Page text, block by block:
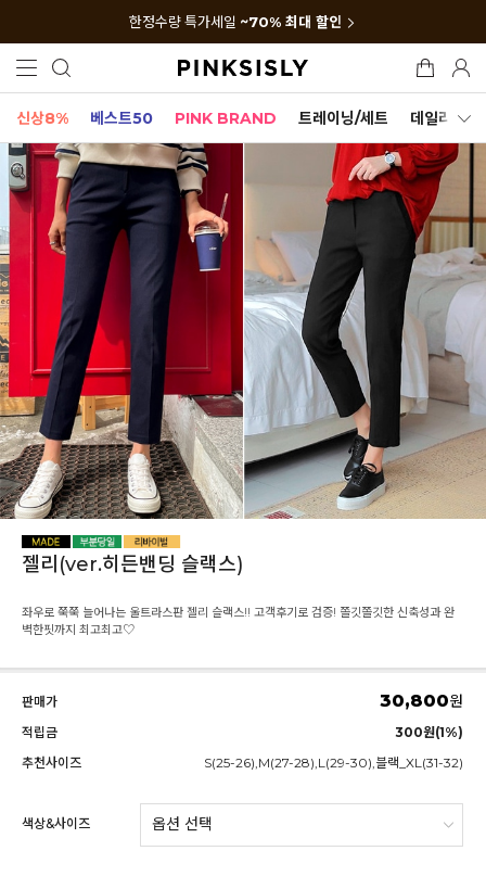
한정수량 특가세일 ~70% 최대 할인
신상8% 베스트50 PINK BRAND 트레이닝/세트 데일리세트
젤리(ver.히든밴딩 슬랙스)
좌우로 쭉쭉 늘어나는 울트라스판 젤리 슬랙스!! 고객후기로 검증! 쫄깃쫄깃한 신축성과 완
벽한핏까지 최고최고♡
판매가 30,800원
적립금
300원(1%)
추천사이즈
S(25-26),M(27-28),L(29-30),블랙_XL(31-32)
색상&사이즈